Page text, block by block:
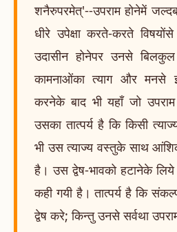
शनैरुपरमेत्'--उपराम होनेमें
धीरे उपेक्षा करते-करते
उदासीन होनेपर उनसे
कामनाओंका त्याग और मनसे
करनेके बाद भी यहाँ जो उपराम
उसका तात्पर्य है कि किसी
भी उस त्याज्य वस्तुके साथ
है। उस द्वेष-भावको हटानेके लिये
कही गयी है। तात्पर्य है कि
द्वेष करे; किन्तु उनसे सर्वथा